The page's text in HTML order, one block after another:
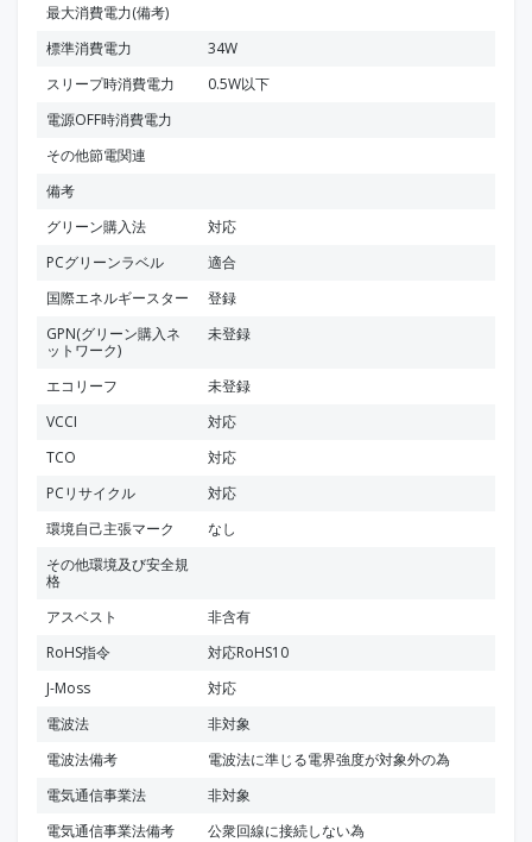
最大消費電力(備考)
標準消費電力
34W
スリープ時消費電力
0.5W以下
電源OFF時消費電力
その他節電関連
備考
グリーン購入法
対応
PCグリーンラベル
適合
国際エネルギースター
登録
GPN(グリーン購入ネ
ットワーク)
未登録
エコリーフ
未登録
VCCI
対応
TCO
対応
PCリサイクル
対応
環境自己主張マーク
なし
その他環境及び安全規
格
アスベスト
非含有
RoHS指令
対応RoHS10
J-Moss
対応
電波法
非対象
電波法備考
電波法に準じる電界強度が対象外の為
電気通信事業法
非対象
電気通信事業法備考
公衆回線に接続しない為